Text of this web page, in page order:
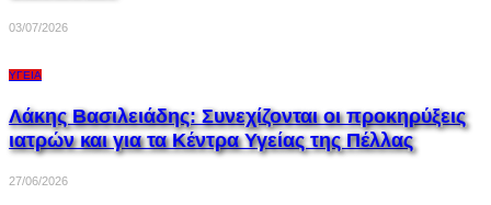
03/07/2026
ΥΓΕΊΑ
Λάκης Βασιλειάδης: Συνεχίζονται οι προκηρύξεις
ιατρών και για τα Κέντρα Υγείας της Πέλλας
27/06/2026